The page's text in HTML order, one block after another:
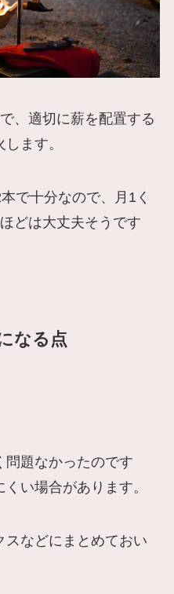
、適切に薪を配置する
ます。
で十分なので、月1く
どは大丈夫そうです
なる点
問題なかったのです
い場合があります。
などにまとめておい